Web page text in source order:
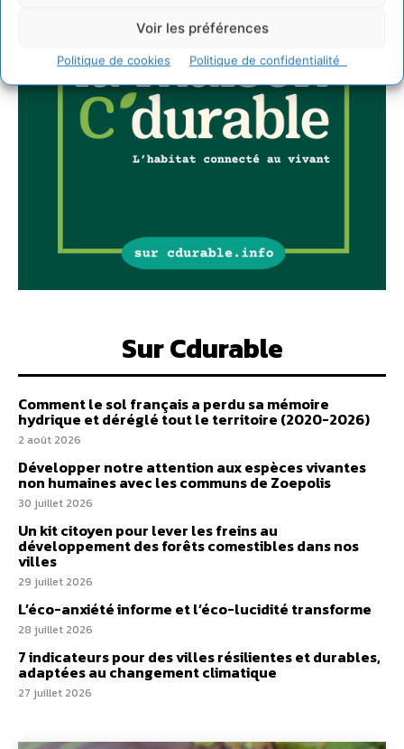
Voir les préférences
Politique de cookies Politique de confidentialité
Sur Cdurable
Comment le sol français a perdu sa mémoire
hydrique et déréglé tout le territoire (2020-2026)
2 août 2026
Développer notre attention aux espèces vivantes
non humaines avec les communs de Zoepolis
30 juillet 2026
Un kit citoyen pour lever les freins au
développement des forêts comestibles dans nos
villes
29 juillet 2026
L’éco-anxiété informe et l’éco-lucidité transforme
28 juillet 2026
7 indicateurs pour des villes résilientes et durables,
adaptées au changement climatique
27 juillet 2026